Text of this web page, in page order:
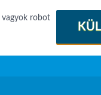
vagyok robot